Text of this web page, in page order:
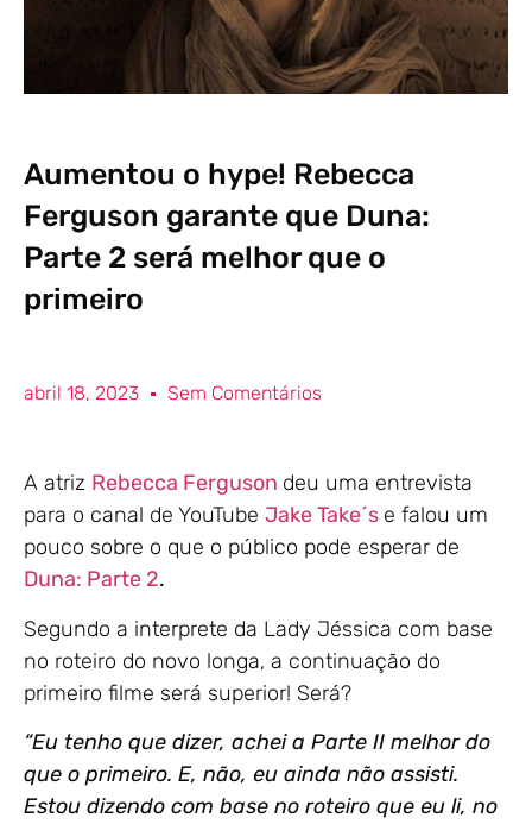
Aumentou o hype! Rebecca
Ferguson garante que Duna:
Parte 2 será melhor que o
primeiro
abril 18, 2023 Sem Comentários
A atriz Rebecca Ferguson deu uma entrevista
para o canal de YouTube Jake Take´s e falou um
pouco sobre o que o público pode esperar de
Duna: Parte 2.
Segundo a interprete da Lady Jéssica com base
no roteiro do novo longa, a continuação do
primeiro filme será superior! Será?
“Eu tenho que dizer, achei a Parte II melhor do
que o primeiro. E, não, eu ainda não assisti.
Estou dizendo com base no roteiro que eu li, no